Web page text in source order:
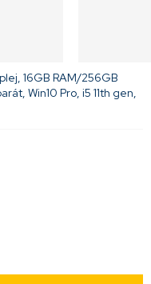
16GB RAM/256GB
Win10 Pro, i5 11th gen,